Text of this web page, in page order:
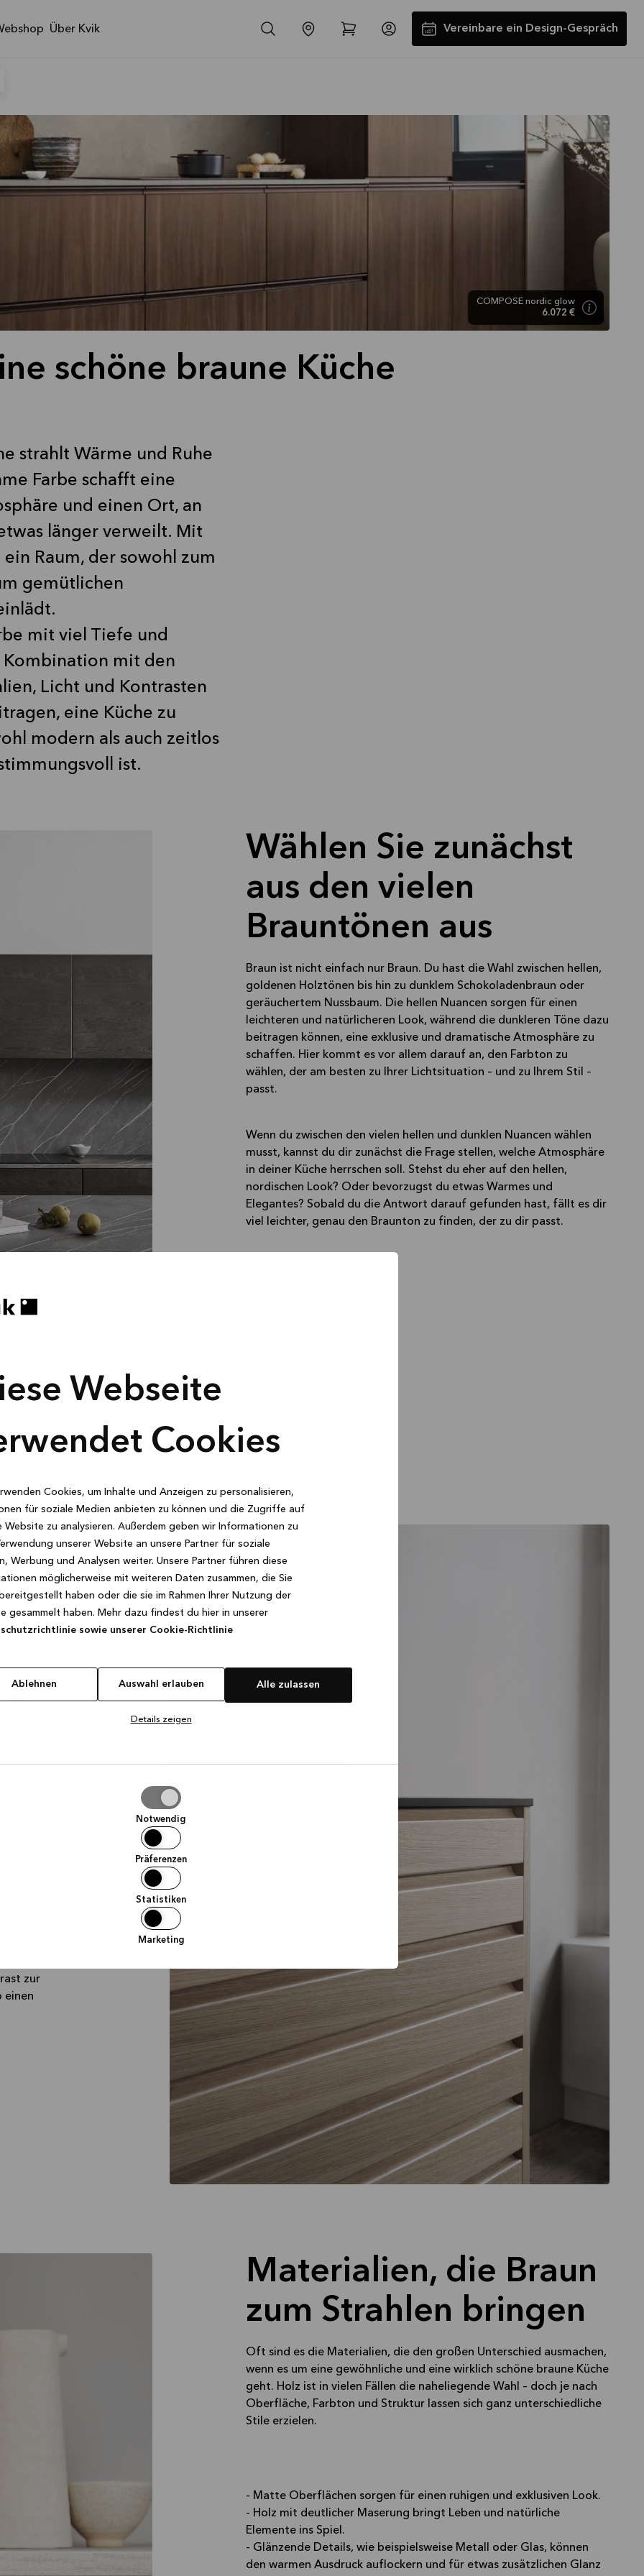
Webseite
Cookies
Cookies, um Inhalte und Anzeigen zu personalisieren,
für soziale Medien anbieten zu können und die Zugriffe auf
Website zu analysieren. Außerdem geben wir Informationen zu
unserer Website an unsere Partner für soziale
Werbung und Analysen weiter. Unsere Partner führen diese
möglicherweise mit weiteren Daten zusammen, die Sie
haben oder die sie im Rahmen Ihrer Nutzung der
gesammelt haben. Mehr dazu findest du hier in unserer
sowie unserer Cookie-Richtlinie
Ablehnen Auswahl erlauben Alle zulassen
Details zeigen
Notwendig
Präferenzen
Statistiken
Marketing
Über Kvik Vereinbare ein Design-Gespräch
schöne braune Küche
COMPOSE nordic glow
6.072 €
strahlt Wärme und Ruhe
Farbe schafft eine
und einen Ort, an
länger verweilt. Mit
Raum, der sowohl zum
gemütlichen
mit viel Tiefe und
Kombination mit den
Licht und Kontrasten
eine Küche zu
modern als auch zeitlos
ist.
Wählen Sie zunächst
aus den vielen
Brauntönen aus
Braun ist nicht einfach nur Braun. Du hast die Wahl zwischen hellen,
goldenen Holztönen bis hin zu dunklem Schokoladenbraun oder
geräuchertem Nussbaum. Die hellen Nuancen sorgen für einen
leichteren und natürlicheren Look, während die dunkleren Töne dazu
beitragen können, eine exklusive und dramatische Atmosphäre zu
schaffen. Hier kommt es vor allem darauf an, den Farbton zu
wählen, der am besten zu Ihrer Lichtsituation – und zu Ihrem Stil –
passt.
Wenn du zwischen den vielen hellen und dunklen Nuancen wählen
musst, kannst du dir zunächst die Frage stellen, welche Atmosphäre
in deiner Küche herrschen soll. Stehst du eher auf den hellen,
nordischen Look? Oder bevorzugst du etwas Warmes und
Elegantes? Sobald du die Antwort darauf gefunden hast, fällt es dir
viel leichter, genau den Braunton zu finden, der zu dir passt.
um
Flächen mit
oder
Luftigkeit
kleine
kannst
Das kann
Armatur
eine eher
jedoch auf
und
blauen
Die
zur
einen
Materialien, die Braun
zum Strahlen bringen
Oft sind es die Materialien, die den großen Unterschied ausmachen,
wenn es um eine gewöhnliche und eine wirklich schöne braune Küche
geht. Holz ist in vielen Fällen die naheliegende Wahl – doch je nach
Oberfläche, Farbton und Struktur lassen sich ganz unterschiedliche
Stile erzielen.
- Matte Oberflächen sorgen für einen ruhigen und exklusiven Look.
- Holz mit deutlicher Maserung bringt Leben und natürliche
Elemente ins Spiel.
- Glänzende Details, wie beispielsweise Metall oder Glas, können
den warmen Ausdruck auflockern und für etwas zusätzlichen Glanz